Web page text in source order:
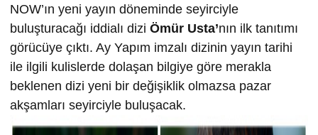
NOW’ın yeni yayın döneminde seyirciyle
buluşturacağı iddialı dizi Ömür Usta’nın ilk tanıtımı
görücüye çıktı. Ay Yapım imzalı dizinin yayın tarihi
ile ilgili kulislerde dolaşan bilgiye göre merakla
beklenen dizi yeni bir değişiklik olmazsa pazar
akşamları seyirciyle buluşacak.